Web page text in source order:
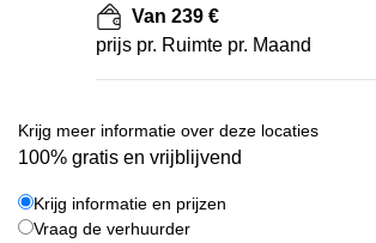
Van 239 €
prijs pr. Ruimte pr. Maand
Krijg meer informatie over deze locaties
100% gratis en vrijblijvend
Krijg informatie en prijzen
Vraag de verhuurder